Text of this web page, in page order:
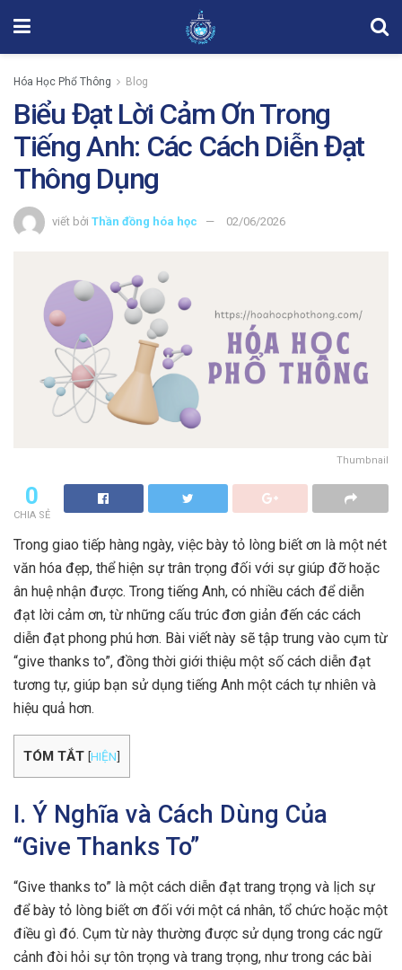
Hóa Học Phổ Thông Blog
Biểu Đạt Lời Cảm Ơn Trong
Tiếng Anh: Các Cách Diễn Đạt
Thông Dụng
viết bởi Thần đồng hóa học 02/06/2026
Thumbnail
0
CHIA SẺ
Trong giao tiếp hàng ngày, việc bày tỏ lòng biết ơn là một nét
văn hóa đẹp, thể hiện sự trân trọng đối với sự giúp đỡ hoặc
ân huệ nhận được. Trong tiếng Anh, có nhiều cách để diễn
đạt lời cảm ơn, từ những cấu trúc đơn giản đến các cách
diễn đạt phong phú hơn. Bài viết này sẽ tập trung vào cụm từ
“give thanks to”, đồng thời giới thiệu một số cách diễn đạt
tương tự, giúp bạn sử dụng tiếng Anh một cách tự nhiên và
hiệu quả hơn.
TÓM TẮT [HIỆN]
I. Ý Nghĩa và Cách Dùng Của
“Give Thanks To”
“Give thanks to” là một cách diễn đạt trang trọng và lịch sự
để bày tỏ lòng biết ơn đối với một cá nhân, tổ chức hoặc một
điều gì đó. Cụm từ này thường được sử dụng trong các ngữ
cảnh đòi hỏi sự tôn trọng và trang trọng, như trong các bài